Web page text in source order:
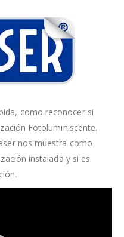
como reconocer si
Fotoluminiscente.
nos muestra como
instalada y si es